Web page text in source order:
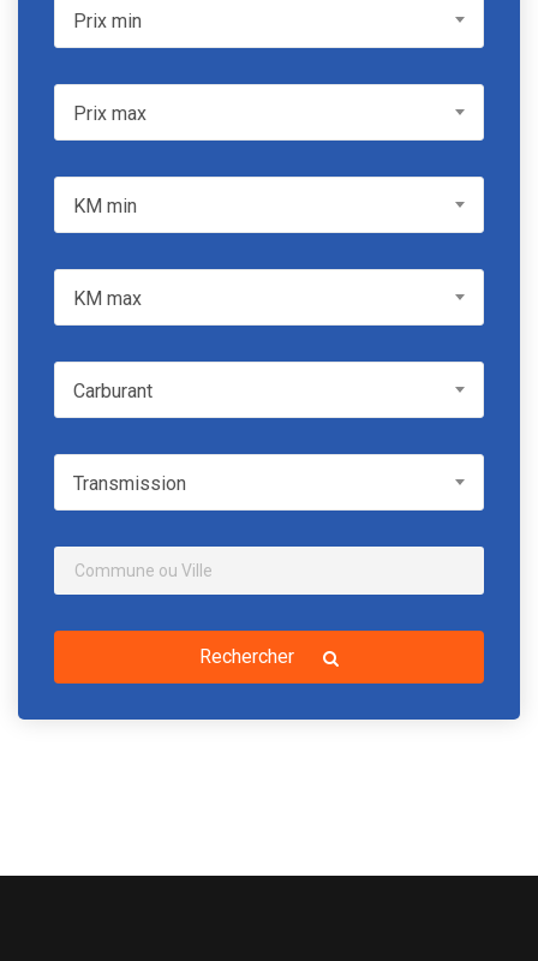
Prix minPrix min
Prix maxPrix max
KM min
KM max
CarburantCarburant
TransmissionTransmission
Rechercher